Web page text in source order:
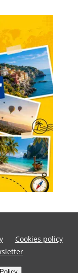
Cookies policy